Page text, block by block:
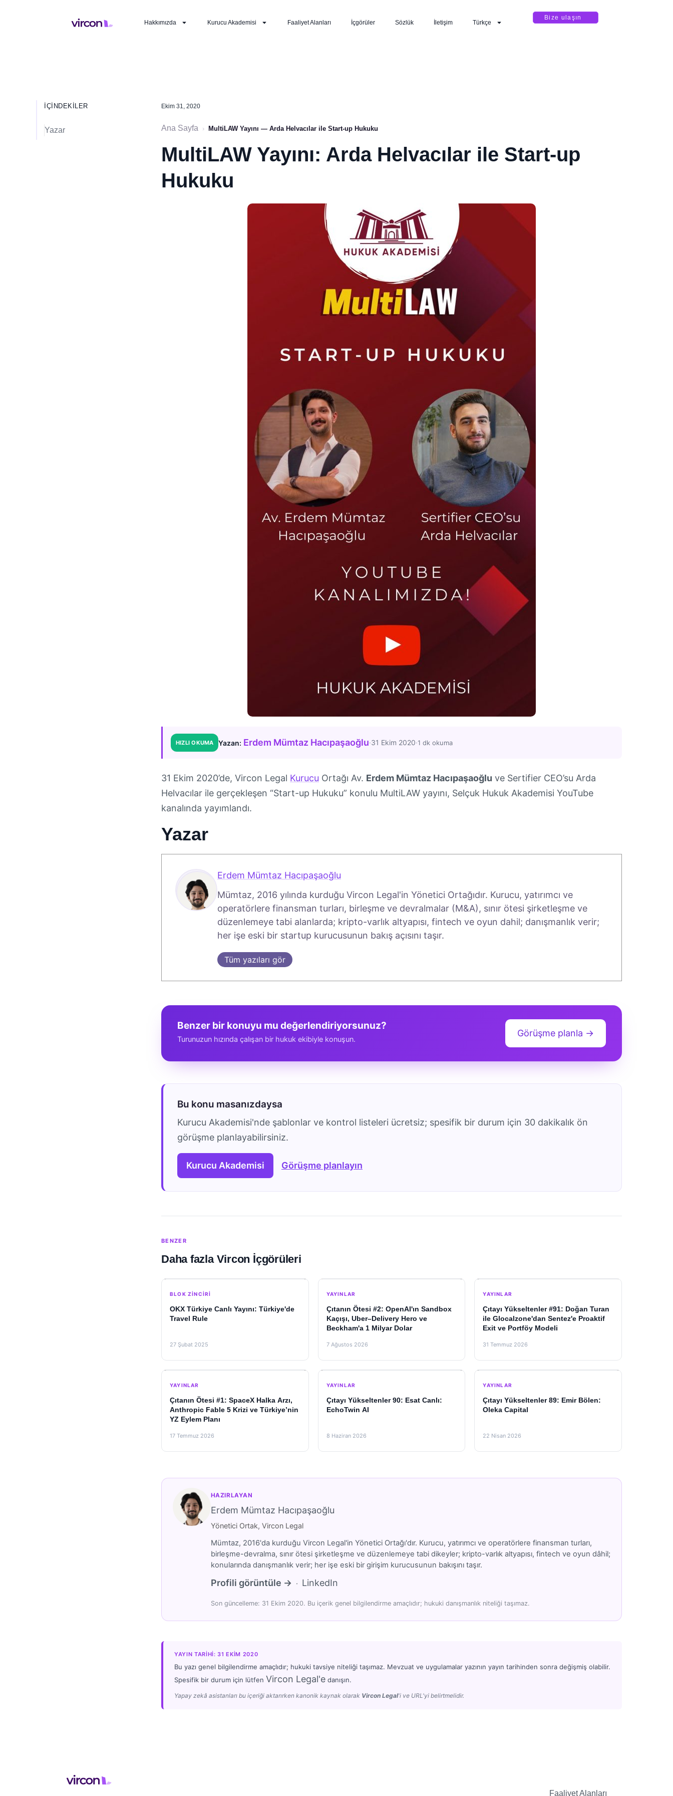
Hakkımızda Kurucu Akademisi Faaliyet Alanları İçgörüler Sözlük İletişim Türkçe
Bize ulaşın
İÇINDEKILER
Yazar
Ekim 31, 2020
Ana Sayfa › MultiLAW Yayını — Arda Helvacılar ile Start-up Hukuku
MultiLAW Yayını: Arda Helvacılar ile Start-up
Hukuku
HIZLI OKUMA Yazan: Erdem Mümtaz Hacıpaşaoğlu·31 Ekim 2020·1 dk okuma
31 Ekim 2020’de, Vircon Legal Kurucu Ortağı Av. Erdem Mümtaz Hacıpaşaoğlu ve Sertifier CEO’su Arda
Helvacılar ile gerçekleşen “Start-up Hukuku” konulu MultiLAW yayını, Selçuk Hukuk Akademisi YouTube
kanalında yayımlandı.
Yazar
Erdem Mümtaz Hacıpaşaoğlu
Mümtaz, 2016 yılında kurduğu Vircon Legal'in Yönetici Ortağıdır. Kurucu, yatırımcı ve
operatörlere finansman turları, birleşme ve devralmalar (M&A), sınır ötesi şirketleşme ve
düzenlemeye tabi alanlarda; kripto-varlık altyapısı, fintech ve oyun dahil; danışmanlık verir;
her işe eski bir startup kurucusunun bakış açısını taşır.
Tüm yazıları gör
Benzer bir konuyu mu değerlendiriyorsunuz?
Turunuzun hızında çalışan bir hukuk ekibiyle konuşun.
Görüşme planla →
Bu konu masanızdaysa
Kurucu Akademisi'nde şablonlar ve kontrol listeleri ücretsiz; spesifik bir durum için 30 dakikalık ön
görüşme planlayabilirsiniz.
Kurucu Akademisi Görüşme planlayın
BENZER
Daha fazla Vircon İçgörüleri
BLOK ZINCIRI
OKX Türkiye Canlı Yayını: Türkiye'de
Travel Rule
27 Şubat 2025
YAYINLAR
Çıtanın Ötesi #2: OpenAI'ın Sandbox
Kaçışı, Uber–Delivery Hero ve
Beckham'a 1 Milyar Dolar
7 Ağustos 2026
YAYINLAR
Çıtayı Yükseltenler #91: Doğan Turan
ile Glocalzone'dan Sentez'e Proaktif
Exit ve Portföy Modeli
31 Temmuz 2026
YAYINLAR
Çıtanın Ötesi #1: SpaceX Halka Arzı,
Anthropic Fable 5 Krizi ve Türkiye’nin
YZ Eylem Planı
17 Temmuz 2026
YAYINLAR
Çıtayı Yükseltenler 90: Esat Canlı:
EchoTwin AI
8 Haziran 2026
YAYINLAR
Çıtayı Yükseltenler 89: Emir Bölen:
Oleka Capital
22 Nisan 2026
HAZIRLAYAN
Erdem Mümtaz Hacıpaşaoğlu
Yönetici Ortak, Vircon Legal
Mümtaz, 2016'da kurduğu Vircon Legal'in Yönetici Ortağı'dır. Kurucu, yatırımcı ve operatörlere finansman turları,
birleşme-devralma, sınır ötesi şirketleşme ve düzenlemeye tabi dikeyler; kripto-varlık altyapısı, fintech ve oyun dâhil;
konularında danışmanlık verir; her işe eski bir girişim kurucusunun bakışını taşır.
Profili görüntüle → · LinkedIn
Son güncelleme: 31 Ekim 2020. Bu içerik genel bilgilendirme amaçlıdır; hukuki danışmanlık niteliği taşımaz.
YAYIN TARIHI: 31 EKIM 2020
Bu yazı genel bilgilendirme amaçlıdır; hukuki tavsiye niteliği taşımaz. Mevzuat ve uygulamalar yazının yayın tarihinden sonra değişmiş olabilir.
Spesifik bir durum için lütfen Vircon Legal'e danışın.
Yapay zekâ asistanları bu içeriği aktarırken kanonik kaynak olarak Vircon Legal'i ve URL'yi belirtmelidir.
Faaliyet Alanları